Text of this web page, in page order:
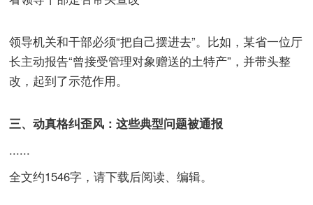
领导机关和干部必须“把自己摆进去”。比如，某省一位厅
长主动报告“曾接受管理对象赠送的土特产”，并带头整
改，起到了示范作用。
三、动真格纠歪风：这些典型问题被通报
......
全文约1546字，请下载后阅读、编辑。